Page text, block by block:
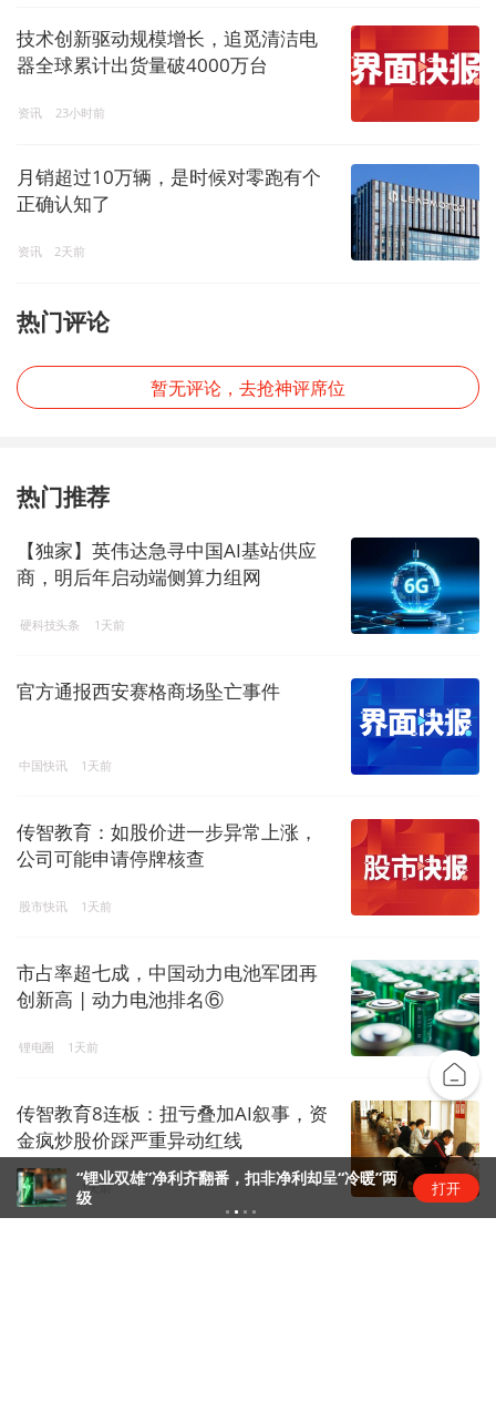
技术创新驱动规模增长，追觅清洁电
器全球累计出货量破4000万台
资讯 23小时前
月销超过10万辆，是时候对零跑有个
正确认知了
资讯 2天前
热门评论
暂无评论，去抢神评席位
热门推荐
【独家】英伟达急寻中国AI基站供应
商，明后年启动端侧算力组网
硬科技头条 1天前
官方通报西安赛格商场坠亡事件
中国快讯 1天前
传智教育：如股价进一步异常上涨，
公司可能申请停牌核查
股市快讯 1天前
市占率超七成，中国动力电池军团再
创新高 | 动力电池排名⑥
锂电圈 1天前
传智教育8连板：扭亏叠加AI叙事，资
金疯炒股价踩严重异动红线
资本风云 1天前
“锂业双雄”净利齐翻番，扣非净利却呈“冷暖”两
级
打开